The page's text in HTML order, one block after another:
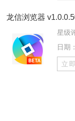
龙信浏览器
星级
日期
立